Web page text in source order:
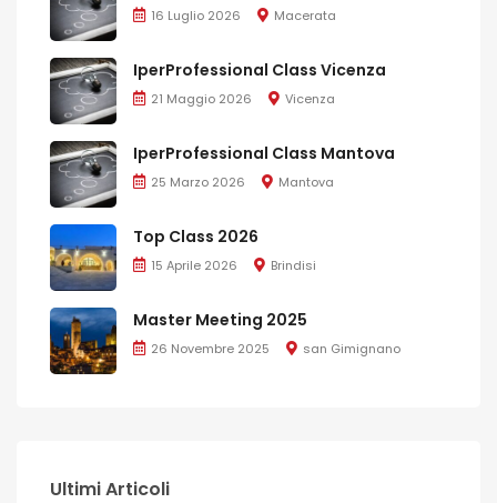
16 Luglio 2026 Macerata
IperProfessional Class Vicenza
21 Maggio 2026 Vicenza
IperProfessional Class Mantova
25 Marzo 2026 Mantova
Top Class 2026
15 Aprile 2026 Brindisi
Master Meeting 2025
26 Novembre 2025 san Gimignano
Ultimi Articoli